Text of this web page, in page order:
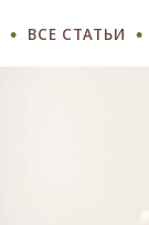
ВСЕ СТАТЬИ